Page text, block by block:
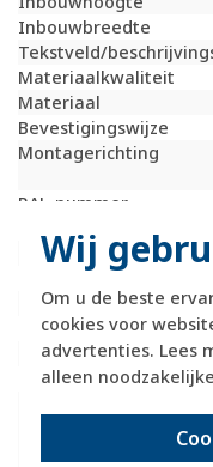
Wij
Om u de beste
cookies voor
advertenties. Lees
alleen
Inbouwbreedte
Tekstveld/
Materiaalkwaliteit
Materiaal
Bevestigingswijze
Montagerichting
RAL-nummer
Slagvastheid
Geschikt voor vloerpot
Transparant
Uitvoering oppervlakte
Geschikt voor